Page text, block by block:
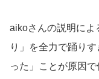
aikoさんの説明によ
り」を全力で踊り
った」ことが原因